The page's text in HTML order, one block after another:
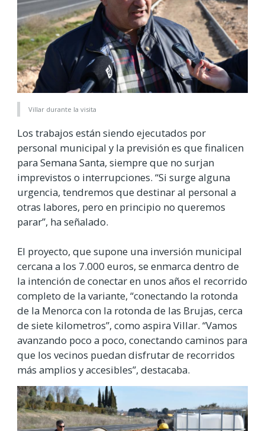
Villar durante la visita
Los trabajos están siendo ejecutados por
personal municipal y la previsión es que finalicen
para Semana Santa, siempre que no surjan
imprevistos o interrupciones. “Si surge alguna
urgencia, tendremos que destinar al personal a
otras labores, pero en principio no queremos
parar”, ha señalado.
El proyecto, que supone una inversión municipal
cercana a los 7.000 euros, se enmarca dentro de
la intención de conectar en unos años el recorrido
completo de la variante, “conectando la rotonda
de la Menorca con la rotonda de las Brujas, cerca
de siete kilometros”, como aspira Villar. “Vamos
avanzando poco a poco, conectando caminos para
que los vecinos puedan disfrutar de recorridos
más amplios y accesibles”, destacaba.